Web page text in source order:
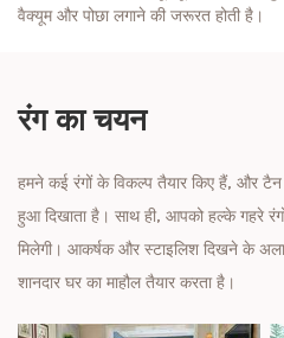
वैक्यूम और पोछा लगाने की जरूरत होती है।
रंग का चयन
हमने कई रंगों के विकल्प तैयार किए हैं, और
हुआ दिखाता है। साथ ही, आपको हल्के गहरे रंगों
मिलेगी। आकर्षक और स्टाइलिश दिखने के
शानदार घर का माहौल तैयार करता है।